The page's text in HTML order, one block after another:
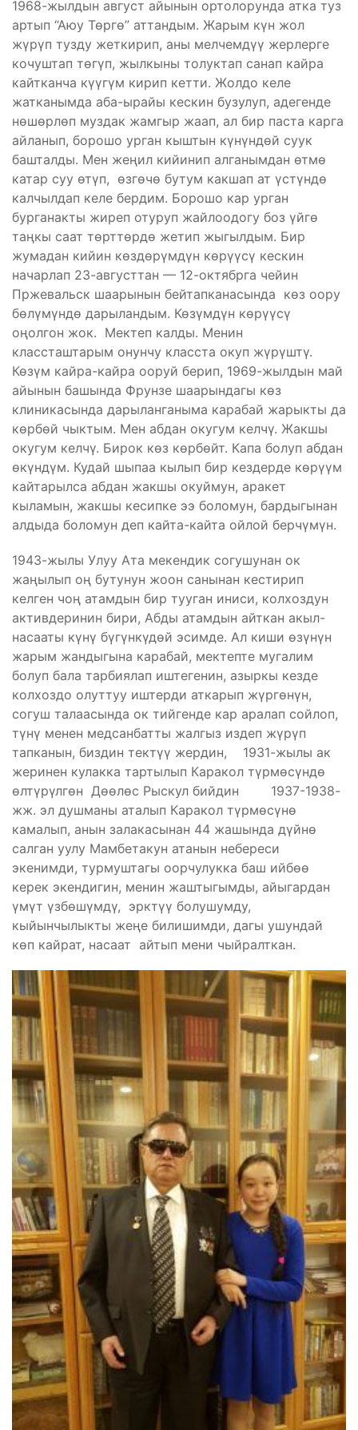
1968-жылдын август айынын ортолорунда атка туз
артып “Аюу Төргө” аттандым. Жарым күн жол
жүрүп тузду жеткирип, аны мелчемдүү жерлерге
кочуштап төгүп, жылкыны толуктап санап кайра
кайтканча күүгүм кирип кетти. Жолдо келе
жатканымда аба-ырайы кескин бузулуп, адегенде
нөшөрлөп муздак жамгыр жаап, ал бир паста карга
айланып, борошо урган кыштын күнүндөй суук
башталды. Мен жеңил кийинип алганымдан өтмө
катар суу өтүп, өзгөчө бутум какшап ат үстүндө
калчылдап келе бердим. Борошо кар урган
бурганакты жиреп отуруп жайлоодогу боз үйгө
таңкы саат төрттөрдө жетип жыгылдым. Бир
жумадан кийин көздөрүмдүн көрүүсү кескин
начарлап 23-августтан — 12-октябрга чейин
Пржевальск шаарынын бейтапканасында көз оору
бөлүмүндө дарыландым. Көзүмдүн көрүүсү
оңолгон жок. Мектеп калды. Менин
классташтарым онунчу класста окуп жүрүштү.
Көзүм кайра-кайра ооруй берип, 1969-жылдын май
айынын башында Фрунзе шаарындагы көз
клиникасында дарыланганыма карабай жарыкты да
көрбөй чыктым. Мен абдан окугум келчү. Жакшы
окугум келчү. Бирок көз көрбөйт. Капа болуп абдан
өкүндүм. Кудай шыпаа кылып бир кездерде көрүүм
кайтарылса абдан жакшы окуймун, аракет
кыламын, жакшы кесипке ээ боломун, бардыгынан
алдыда боломун деп кайта-кайта ойлой берчүмүн.
1943-жылы Улуу Ата мекендик согушунан ок
жаңылып оң бутунун жоон санынан кестирип
келген чоң атамдын бир тууган иниси, колхоздун
активдеринин бири, Абды атамдын айткан акыл-
насааты күнү бүгүнкүдөй эсимде. Ал киши өзүнүн
жарым жандыгына карабай, мектепте мугалим
болуп бала тарбиялап иштегенин, азыркы кезде
колхоздо олуттуу иштерди аткарып жүргөнүн,
согуш талаасында ок тийгенде кар аралап сойлоп,
түнү менен медсанбатты жалгыз издеп жүрүп
тапканын, биздин тектүү жердин, 1931-жылы ак
жеринен кулакка тартылып Каракол түрмөсүндө
өлтүрүлгөн Дөөлөс Рыскул бийдин 1937-1938-
жж. эл душманы аталып Каракол түрмөсүнө
камалып, анын залакасынан 44 жашында дүйнө
салган уулу Мамбетакун атанын небереси
экенимди, турмуштагы оорчулукка баш ийбөө
керек экендигин, менин жаштыгымды, айыгардан
үмүт үзбөшүмдү, эрктүү болушумду,
кыйынчылыкты жеңе билишимди, дагы ушундай
көп кайрат, насаат айтып мени чыйралткан.